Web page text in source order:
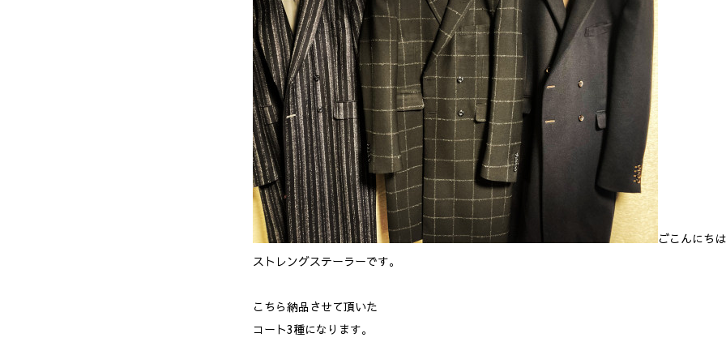
ごこんにちは
ストレングステーラーです。
こちら納品させて頂いた
コート3種になります。